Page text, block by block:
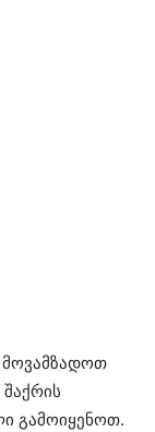
გამოიყენოთ.